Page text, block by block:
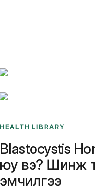
HEALTH LIBRARY
Blastocystis
юу вэ? Шинж
эмчилгээ